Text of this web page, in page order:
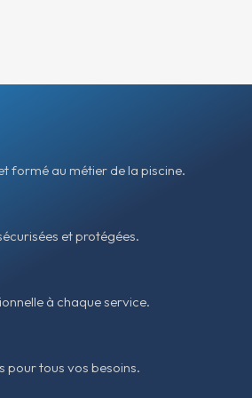
formé au métier de la piscine.
et protégées.
à chaque service.
pour tous vos besoins.